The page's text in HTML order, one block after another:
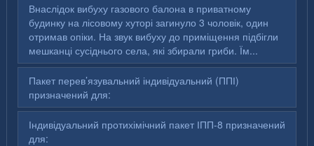
Внаслідок вибуху газового балона в приватному
будинку на лісовому хуторі загинуло 3 чоловік, один
отримав опіки. На звук вибуху до приміщення підбігли
мешканці сусіднього села, які збирали гриби. Їм...
Пакет перев’язувальний індивідуальний (ППІ)
призначений для:
Індивідуальний протихімічний пакет ІПП-8 призначений
для: